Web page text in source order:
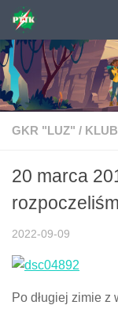
Skip to content
GKR "LUZ" /
20 marca
2022-09-09
Po długiej zimie